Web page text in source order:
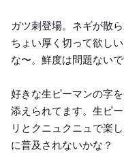
ガツ刺登場。ネギが散
ちょい厚く切って欲し
な〜。鮮度は問題ないで
好きな生ピーマンの字
添えられてます。生ピ
リとクニュクニュで楽
に普及されないかな？